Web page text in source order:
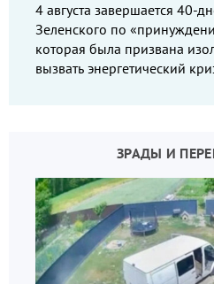
4 августа завершается 40-
Зеленского по
которая была призвана
вызвать энергетический
ЗРАДЫ И